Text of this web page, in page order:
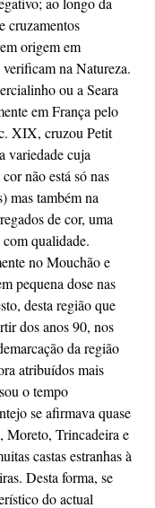
cruzamentos
origem em
na Natureza.
ou a Seara
em França pelo
XIX, cruzou Petit
variedade cuja
não está só nas
mas também na
de cor, uma
qualidade.
no Mouchão e
pequena dose nas
desta região que
dos anos 90, nos
da região
atribuídos mais
o tempo
se afirmava quase
Moreto, Trincadeira e
castas estranhas à
Desta forma, se
do actual